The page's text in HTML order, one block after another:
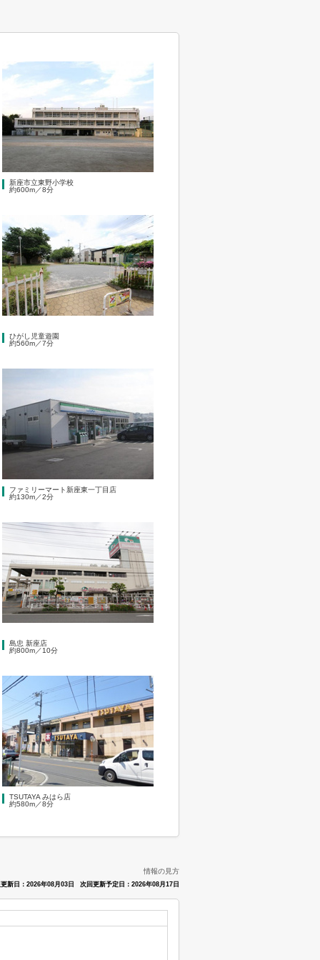
新座市立東野小学校
約600m／8分
ひがし児童遊園
約560m／7分
ファミリーマート新座東一丁目店
約130m／2分
島忠 新座店
約800m／10分
TSUTAYA みはら店
約580m／8分
情報の見方
新日：2026年08月03日 次回更新予定日：2026年08月17日